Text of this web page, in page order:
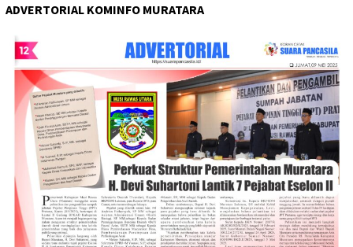
ADVERTORIAL KOMINFO MURATARA